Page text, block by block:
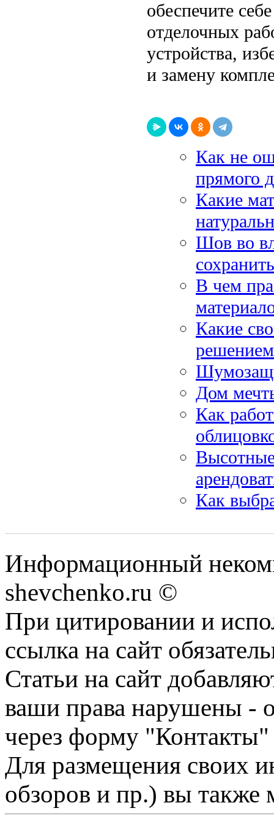
обеспечите
отделочных
устройства,
и замену
Как не
прямого
Какие
Шов во
В чем
Какие
решением
Дом
Как
Как
Информационный
shevchenko.ru ©
При цитировании и
ссылка на сайт
Статьи на сайт
ваши права нарушены -
через форму "Контакты"
Для размещения своих
обзоров и пр.) вы также